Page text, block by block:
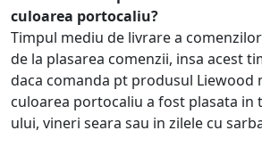
culoarea portocaliu?
Timpul mediu de livrare a
de la plasarea comenzii, insa acest
daca comanda pt produsul Liewood
culoarea portocaliu a fost plasata in
ului, vineri seara sau in zilele cu